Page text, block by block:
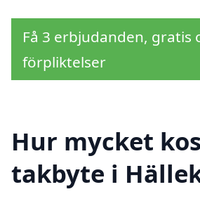
Få 3 erbjudanden, gratis
förpliktelser
Hur mycket
takbyte i